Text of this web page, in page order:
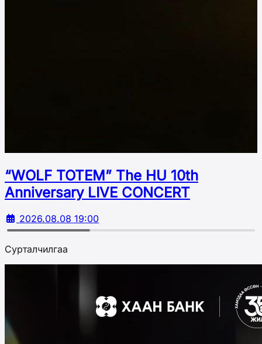
“WOLF TOTEM” The HU 10th
Аnniversary LIVE CONCERT
2026.08.08 19:00
Сурталчилгаа